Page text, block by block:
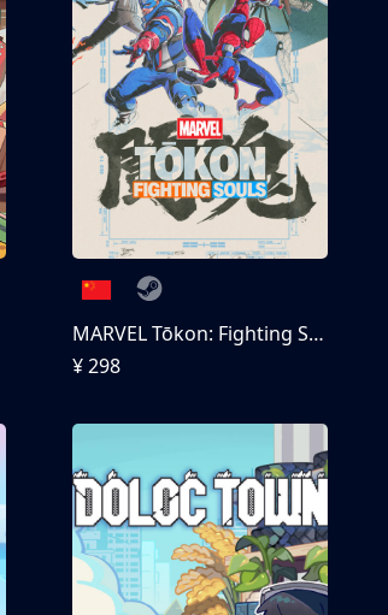
MARVEL Tōkon: Fighting Souls
¥ 298